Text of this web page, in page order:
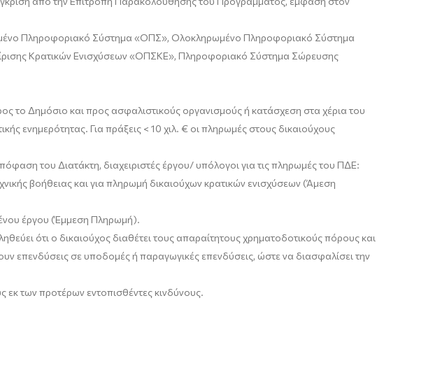
Πληροφοριακό Σύστημα «ΟΠΣ», Ολοκληρωμένο Πληροφοριακό Σύστημα
Κρατικών Ενισχύσεων «ΟΠΣΚΕ», Πληροφοριακό Σύστημα Σώρευσης
το Δημόσιο και προς ασφαλιστικούς οργανισμούς ή κατάσχεση στα χέρια του
ενημερότητας. Για πράξεις < 10 χιλ. € οι πληρωμές στους δικαιούχους
του Διατάκτη, διαχειριστές έργου/ υπόλογοι για τις πληρωμές του ΠΔΕ:
βοήθειας και για πληρωμή δικαιούχων κρατικών ενισχύσεων (Άμεση
έργου (Έμμεση Πληρωμή).
ότι ο δικαιούχος διαθέτει τους απαραίτητους χρηματοδοτικούς πόρους και
επενδύσεις σε υποδομές ή παραγωγικές επενδύσεις, ώστε να διασφαλίσει την
εκ των προτέρων εντοπισθέντεςκινδύνους.